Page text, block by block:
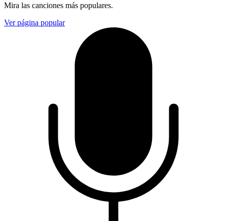
Mira las canciones más populares.
Ver página popular